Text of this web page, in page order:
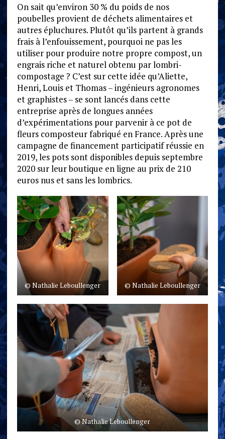
On sait qu’environ 30 % du poids de nos
poubelles provient de déchets alimentaires et
autres épluchures. Plutôt qu’ils partent à grands
frais à l’enfouissement, pourquoi ne pas les
utiliser pour produire notre propre compost, un
engrais riche et naturel obtenu par lombri-
compostage ? C’est sur cette idée qu’Aliette,
Henri, Louis et Thomas – ingénieurs agronomes
et graphistes – se sont lancés dans cette
entreprise après de longues années
d’expérimentations pour parvenir à ce pot de
fleurs composteur fabriqué en France. Après une
campagne de financement participatif réussie en
2019, les pots sont disponibles depuis septembre
2020 sur leur boutique en ligne au prix de 210
euros nus et sans les lombrics.
© Nathalie Leboullenger © Nathalie Leboullenger
© Nathalie Leboullenger